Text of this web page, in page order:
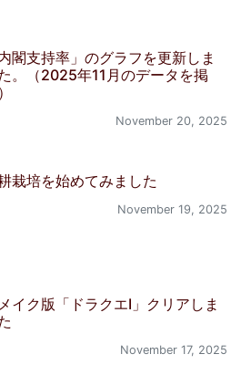
内閣支持率」のグラフを更新しま
。（2025年11月のデータを掲
November 20, 2025
栽培を始めてみました
November 19, 2025
イク版「ドラクエI」クリアしま
November 17, 2025